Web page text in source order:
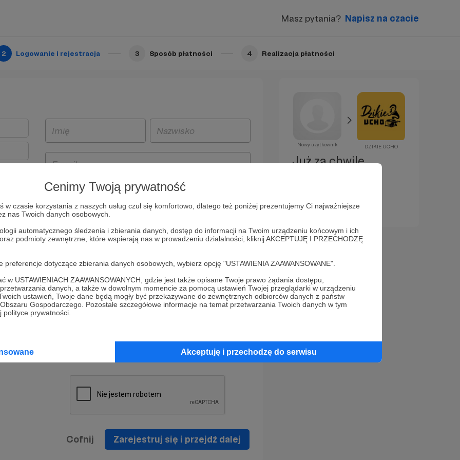
Cenimy Twoją prywatność
w czasie korzystania z naszych usług czuł się komfortowo, dlatego też poniżej prezentujemy Ci najważniejsze
nas Twoich danych osobowych.
automatycznego śledzenia i zbierania danych, dostęp do informacji na Twoim urządzeniu końcowym i ich
podmioty zewnętrzne, które wspierają nas w prowadzeniu działalności, kliknij AKCEPTUJĘ I PRZECHODZĘ
dotyczące zbierania danych osobowych, wybierz opcję "USTAWIENIA ZAAWANSOWANE".
w USTAWIENIACH ZAAWANSOWANYCH, gdzie jest także opisane Twoje prawo żądania dostępu,
danych, a także w dowolnym momencie za pomocą ustawień Twojej przeglądarki w urządzeniu
ustawień, Twoje dane będą mogły być przekazywane do zewnętrznych odbiorców danych z państw
Gospodarczego. Pozostałe szczegółowe informacje na temat przetwarzania Twoich danych w tym
prywatności.
Akceptuję i przechodzę do serwisu
Masz pytania? Napisz na czacie
2 Logowanie i rejestracja 3 Sposób płatności 4 Realizacja płatności
i
będą
z
prawo
na
Politykę Prywatności
* Wyrażam zgodę na przetwarzanie moich danych
osobowych podanych w formularzu rejestracyjnym w celu
prawidłowego świadczenia usług serwisu Patronite.
informacji handlowych - newslettera. Opcja ta może zostać
Cofnij Zarejestruj się i przejdź dalej
Nowy użytkownik DZIKIE UCHO
Już za chwilę